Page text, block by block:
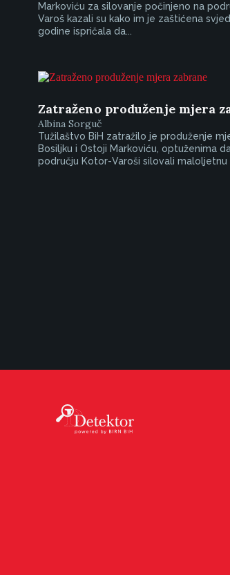
Markoviću za silovanje počinjeno na
Varoš kazali su kako im je zaštićena
godine ispričala da...
Zatraženo produženje mjera
Albina Sorguč
Tužilaštvo BiH zatražilo je produženje
Bosiljku i Ostoji Markoviću, optuženima
području Kotor-Varoši silovali maloljetnu